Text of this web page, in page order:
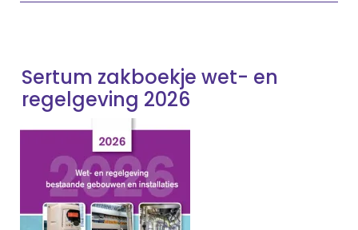
Sertum zakboekje wet- en
regelgeving 2026